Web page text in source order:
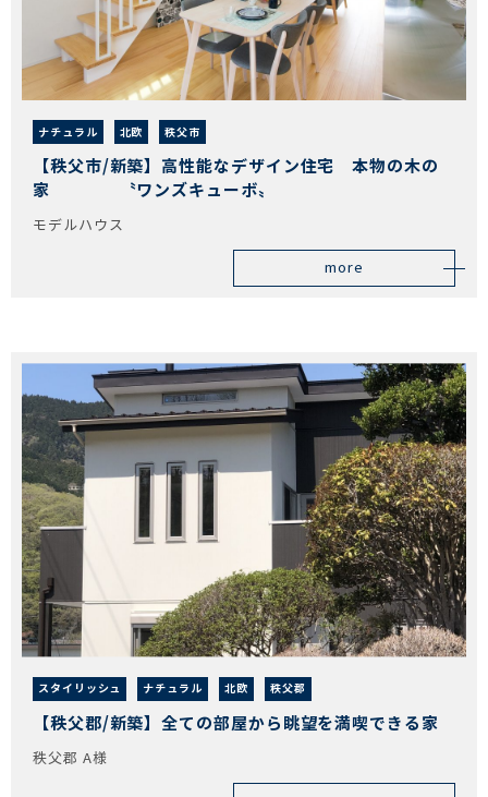
ナチュラル 北欧 秩父市
【秩父市/新築】高性能なデザイン住宅 本物の木の
家 〝ワンズキューボ〟
モデルハウス
more
スタイリッシュ ナチュラル 北欧 秩父郡
【秩父郡/新築】全ての部屋から眺望を満喫できる家
秩父郡 A様